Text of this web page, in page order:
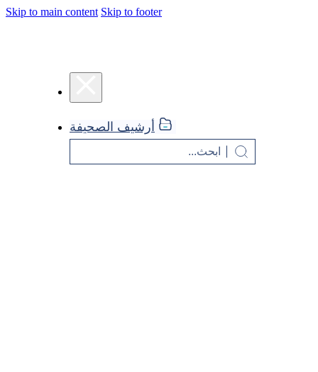
Skip to main content Skip to footer
أرشيف الصحيفة